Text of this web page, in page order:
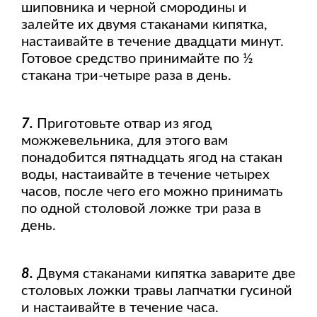
шиповника и черной смородины и
залейте их двумя стаканами кипятка,
настаивайте в течение двадцати минут.
Готовое средство принимайте по ½
стакана три-четыре раза в день.
7. Приготовьте отвар из ягод
можжевельника, для этого вам
понадобится пятнадцать ягод на стакан
воды, настаивайте в течение четырех
часов, после чего его можно принимать
по одной столовой ложке три раза в
день.
8. Двумя стаканами кипятка заварите две
столовых ложки травы лапчатки гусиной
и настаивайте в течение часа.